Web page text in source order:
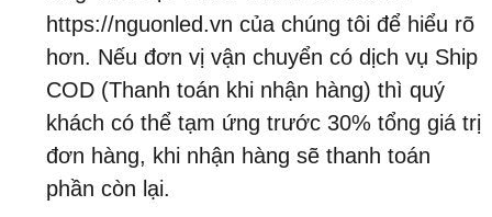
https://nguonled.vn của chúng tôi để hiểu rõ
hơn. Nếu đơn vị vận chuyển có dịch vụ Ship
COD (Thanh toán khi nhận hàng) thì quý
khách có thể tạm ứng trước 30% tổng giá trị
đơn hàng, khi nhận hàng sẽ thanh toán
phần còn lại.